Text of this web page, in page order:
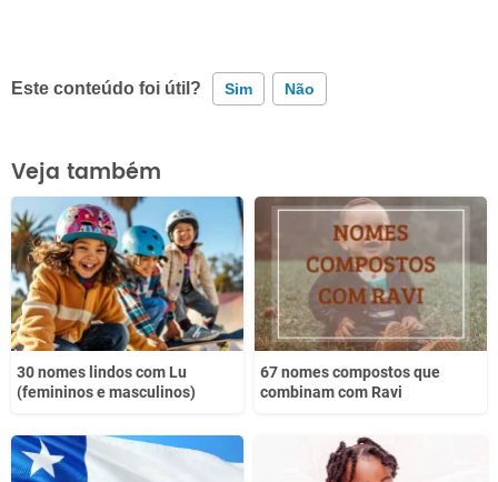
Este conteúdo foi útil? Sim Não
Este conteúdo contém informação incorreta
Este conteúdo não tem a informação que procuro
Outro
Veja também
30 nomes lindos com Lu
(femininos e masculinos)
67 nomes compostos que
combinam com Ravi